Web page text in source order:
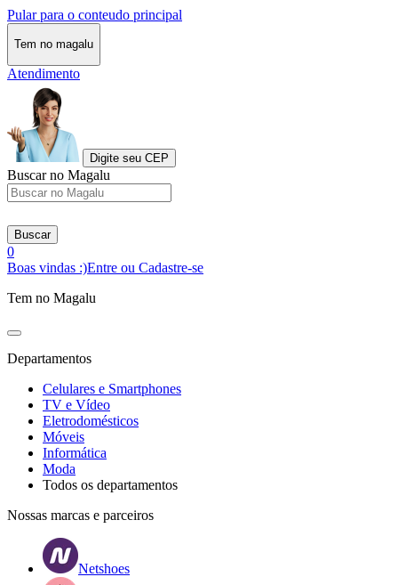
Pular para o conteudo principal
Tem no magalu
Atendimento
Digite seu CEP
Buscar no Magalu
Buscar
0
Boas vindas :)Entre ou Cadastre-se
Tem no Magalu
Departamentos
Celulares e Smartphones
TV e Vídeo
Eletrodomésticos
Móveis
Informática
Moda
Todos os departamentos
Nossas marcas e parceiros
Netshoes